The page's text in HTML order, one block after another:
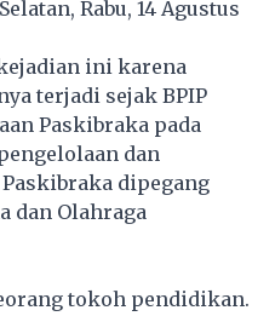
Rabu, 14 Agustus
ini karena
terjadi sejak BPIP
Paskibraka pada
dan
dipegang
dan Olahraga
tokoh pendidikan.